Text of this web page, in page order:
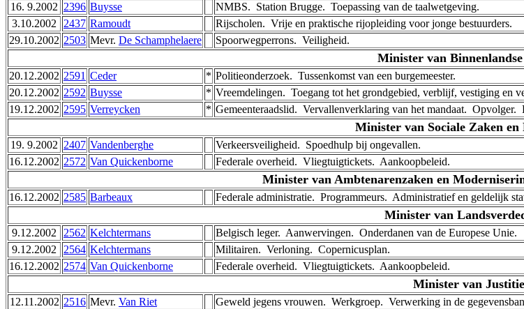
16. 9.2002 2396 Buysse
NMBS. ­ Station Brugge. ­ Toepassing van de taalwetgeving.
3.10.2002
2437 Ramoudt
Rijscholen. ­ Vrije en praktische rijopleiding voor jonge bestuurders.
29.10.2002 2503 Mevr. De Schamphelaere Spoorwegperrons. ­ Veiligheid.
Minister van
20.12.2002 2591 Ceder * Politieonderzoek. ­ Tussenkomst van een burgemeester.
20.12.2002 2592 Buysse * Vreemdelingen. ­ Toegang tot het grondgebied, verblijf, vestiging en
19.12.2002 2595 Verreycken * Gemeenteraadslid. ­ Vervallenverklaring van het mandaat. ­ Opvolger.
Minister van Sociale Zaken en
19. 9.2002 2407 Vandenberghe
Verkeersveiligheid. ­ Spoedhulp bij ongevallen.
16.12.2002 2572 Van Quickenborne Federale overheid. ­ Vliegtuigtickets. ­ Aankoopbeleid.
Minister van Ambtenarenzaken en
16.12.2002 2585 Barbeaux Federale administratie. ­ Programmeurs. ­ Administratief en geldelijk
Minister van
9.12.2002 2562 Kelchtermans
Belgisch leger. ­ Aanwervingen. ­ Onderdanen van de Europese Unie.
9.12.2002
2564 Kelchtermans
Militairen. ­ Verloning. ­ Copernicusplan.
16.12.2002 2574 Van Quickenborne Federale overheid. ­ Vliegtuigtickets. ­ Aankoopbeleid.
Minister van Justitie
12.11.2002 2516 Mevr. Van Riet
Geweld jegens vrouwen. ­ Werkgroep. ­ Verwerking in de